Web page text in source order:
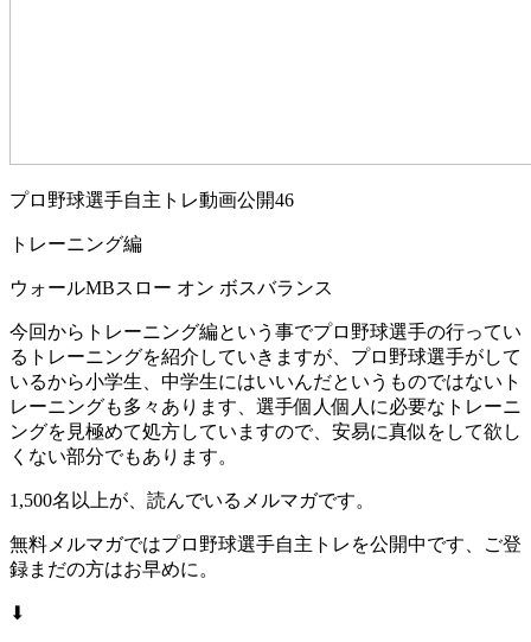
プロ野球選手自主トレ動画公開46
トレーニング編
ウォールMBスロー オン ボスバランス
今回からトレーニング編という事でプロ野球選手の行ってい
るトレーニングを紹介していきますが、プロ野球選手がして
いるから小学生、中学生にはいいんだというものではないト
レーニングも多々あります、選手個人個人に必要なトレーニ
ングを見極めて処方していますので、安易に真似をして欲し
くない部分でもあります。
1,500名以上が、読んでいるメルマガです。
無料メルマガではプロ野球選手自主トレを公開中です、ご登
録まだの方はお早めに。
⬇︎